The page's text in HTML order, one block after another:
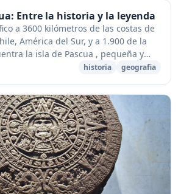
Entre la historia y la leyenda
a 3600 kilómetros de las costas de
América del Sur, y a 1.900 de la
la isla de Pascua , pequeña y
de los...
historia geografia